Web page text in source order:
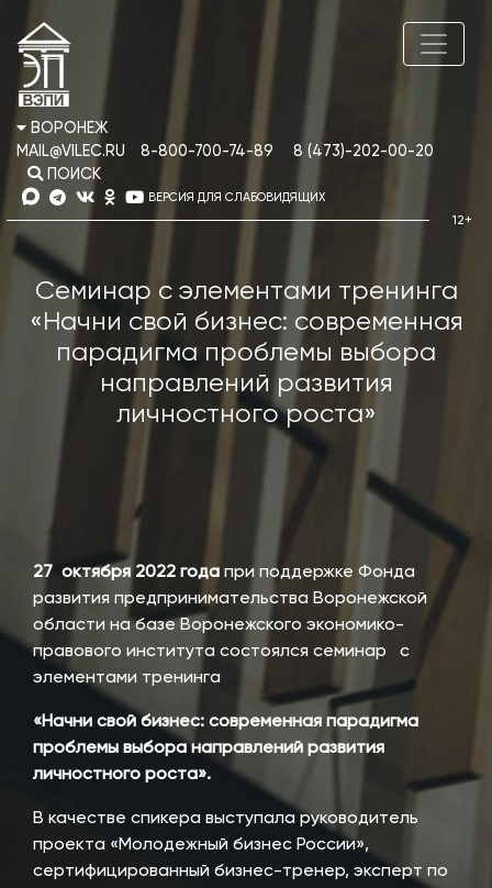
ВОРОНЕЖ
MAIL@VILEC.RU
8-800-700-74-89
8 (473)-202-00-20
ПОИСК
ВЕРСИЯ ДЛЯ СЛАБОВИДЯЩИХ
Семинар с элементами тренинга
«Начни свой бизнес: современная
парадигма проблемы выбора
направлений развития
личностного роста»
27 октября 2022 года при поддержке Фонда
развития предпринимательства Воронежской
области на базе Воронежского экономико-
правового института состоялся семинар с
элементами тренинга
«Начни свой бизнес: современная парадигма
проблемы выбора направлений развития
личностного роста».
В качестве спикера выступала руководитель
проекта «Молодежный бизнес России»,
сертифицированный бизнес-тренер, эксперт по